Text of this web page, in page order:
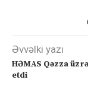
Əvvəlki yazı
HƏMAS Qəzza
etdi